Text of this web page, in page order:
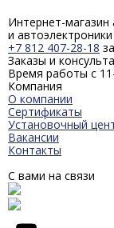
Интернет-магазин
и автоэлектроники
+7 812 407-28-18
Заказы и
Время работы с
Компания
О компании
Сертификаты
Установочный
Вакансии
Контакты
С вами на связи